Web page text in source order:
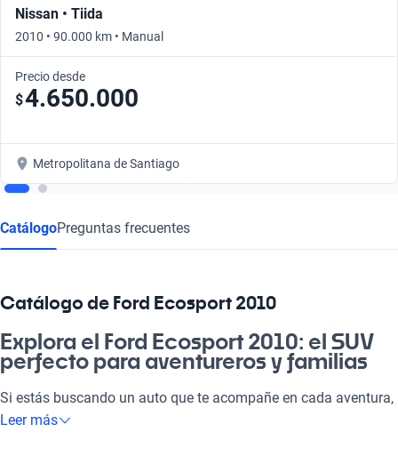
Nissan • Tiida
2010 • 90.000 km • Manual
Precio desde
$4.650.000
Metropolitana de Santiago
CatálogoPreguntas frecuentes
Catálogo de Ford Ecosport 2010
Explora el Ford Ecosport 2010: el SUV
perfecto para aventureros y familias
Si estás buscando un auto que te acompañe en cada aventura,
el Ford Ecosport 2010 es la solución ideal. Este SUV compacta
Leer más